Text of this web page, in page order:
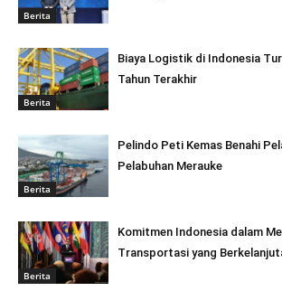
Berita
Berita
Biaya Logistik di Indonesia
Tahun Terakhir
Berita
Pelindo Peti Kemas Benahi
Pelabuhan Merauke
Berita
Komitmen Indonesia dalam
Transportasi yang